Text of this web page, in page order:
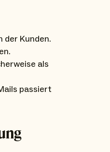
der Kunden.
als
passiert